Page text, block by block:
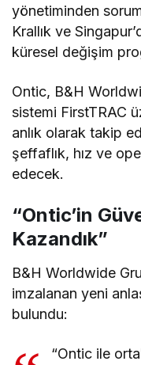
yönetiminden
Krallık ve
küresel değişim
Ontic, B&H
sistemi FirstTRAC
anlık olarak takip
şeffaflık, hız ve
edecek.
“Ontic’in
Kazandık”
B&H Worldwide
imzalanan yeni
bulundu:
“Ontic ile